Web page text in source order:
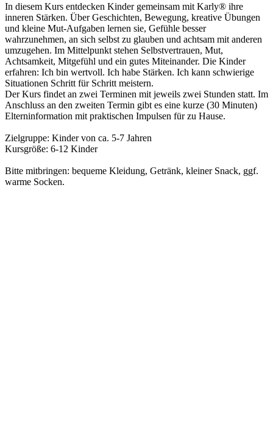
In diesem Kurs entdecken Kinder gemeinsam mit Karly® ihre
inneren Stärken. Über Geschichten, Bewegung, kreative Übungen
und kleine Mut-Aufgaben lernen sie, Gefühle besser
wahrzunehmen, an sich selbst zu glauben und achtsam mit anderen
umzugehen. Im Mittelpunkt stehen Selbstvertrauen, Mut,
Achtsamkeit, Mitgefühl und ein gutes Miteinander. Die Kinder
erfahren: Ich bin wertvoll. Ich habe Stärken. Ich kann schwierige
Situationen Schritt für Schritt meistern.
Der Kurs findet an zwei Terminen mit jeweils zwei Stunden statt. Im
Anschluss an den zweiten Termin gibt es eine kurze (30 Minuten)
Elterninformation mit praktischen Impulsen für zu Hause.
Zielgruppe: Kinder von ca. 5-7 Jahren
Kursgröße: 6-12 Kinder
Bitte mitbringen: bequeme Kleidung, Getränk, kleiner Snack, ggf.
warme Socken.